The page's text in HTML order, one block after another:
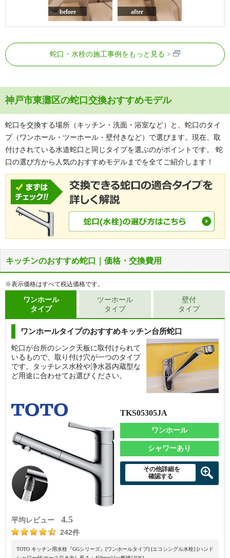
before after
蛇口・水栓の施工事例をもっと見る
神戸市東灘区の蛇口交換おすすめモデル
蛇口を交換する場所（キッチン・洗面・浴室など）と、蛇口のタイ
プ（ワンホール・ツーホール・壁付きなど）で選びます。現在、取
付けされている水道蛇口と同じタイプを選ぶのがポイントです。 蛇
口の選び方から人気のおすすめモデルまでを全てご紹介します！
キッチンのおすすめ蛇口｜価格・交換費用
※表示価格はすべて税込価格です。
ワンホール
タイプ
ワンホールタイプのおすすめキッチン台所蛇口
蛇口が台所のシンク天板に取付けられて
いるもので、取り付け穴が一つのタイプ
です。タッチレス水栓や浄水器内蔵型な
ど用途に合わせてお選びください。
平均レビュー 4.5
242件
TKS05305JA
ワンホール
シャワーあり
その他詳細を
確認する
TOTO キッチン用水栓『GGシリーズ』[ワンホールタイプ] [エコシングル水栓] [ハンド
ツーホール
タイプ
壁付
タイプ